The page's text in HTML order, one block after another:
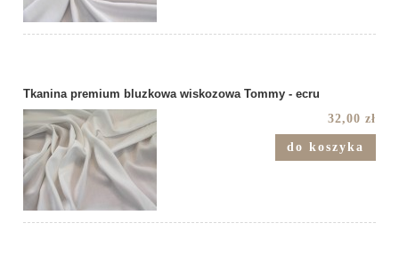
Tkanina premium bluzkowa wiskozowa Tommy - ecru
32,00 zł
do koszyka